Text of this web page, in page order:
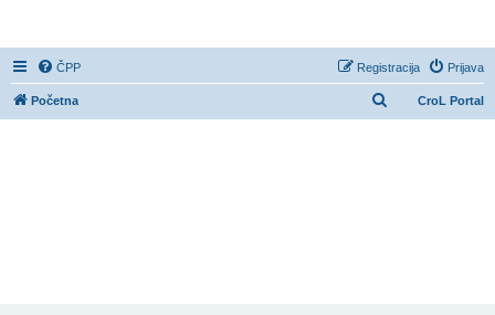
ČPP Prijava
Registracija
CroL Portal
Početna